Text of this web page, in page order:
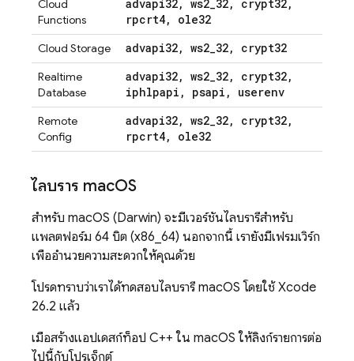
Cloud
Functions
advapi32, ws2_32, crypt32,
rpcrt4, ole32
Cloud Storage advapi32, ws2_32, crypt32
Realtime
Database
advapi32, ws2_32, crypt32,
iphlpapi , psapi , userenv
Remote
Config
advapi32, ws2_32, crypt32,
rpcrt4, ole32
ไลบรารี macOS
สำหรับ macOS (Darwin) จะมีเวอร์ชันไลบรารีสำหรับ
แพลตฟอร์ม 64 บิต (x86_64) นอกจากนี้ เรายังมีเฟรมเวิร์ก
เพื่ออำนวยความสะดวกให้คุณด้วย
โปรดทราบว่าเราได้ทดสอบไลบรารี macOS โดยใช้ Xcode
26.2 แล้ว
เมื่อสร้างแอปเดสก์ท็อป C++ ใน macOS ให้ลิงก์รายการต่อ
ไปนี้กับโปรเจ็กต์